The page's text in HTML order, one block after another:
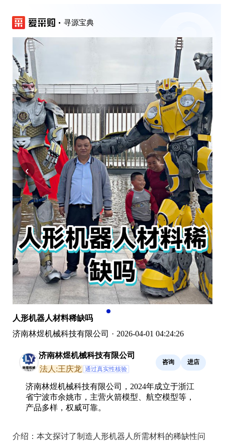
寻源宝典
‹ ›
人形机器人材料稀缺吗
济南林煜机械科技有限公司 · 2026-04-01 04:24:26
济南林煜机械科技有限公司
法人:王庆龙 通过真实性核验
咨询 进店
济南林煜机械科技有限公司，2024年成立于浙江
省宁波市余姚市，主营火箭模型、航空模型等，
产品多样，权威可靠。
介绍： 本文探讨了制造人形机器人所需材料的稀缺性问